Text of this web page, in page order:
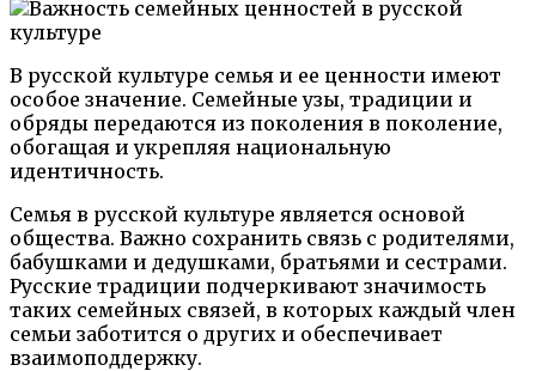
В русской культуре семья и ее ценности имеют
особое значение. Семейные узы, традиции и
обряды передаются из поколения в поколение,
обогащая и укрепляя национальную
идентичность.
Семья в русской культуре является основой
общества. Важно сохранить связь с родителями,
бабушками и дедушками, братьями и сестрами.
Русские традиции подчеркивают значимость
таких семейных связей, в которых каждый член
семьи заботится о других и обеспечивает
взаимоподдержку.